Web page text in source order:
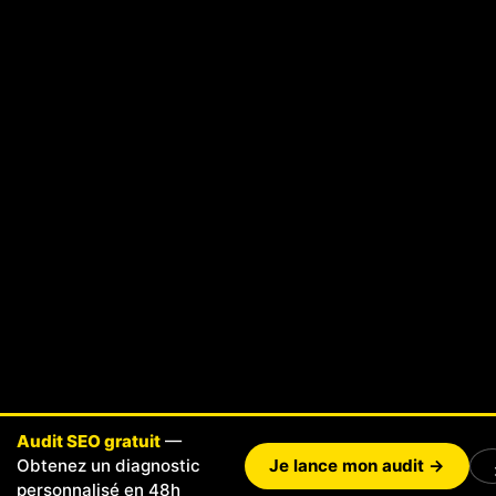
Audit SEO gratuit —
Obtenez un diagnostic
personnalisé en 48h
Je lance mon audit →